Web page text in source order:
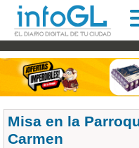
Misa en la
Carmen